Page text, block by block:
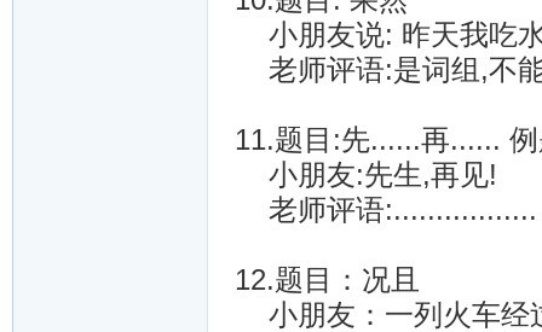
小朋友说: 昨天我吃
老师评语:是词组,不
11.题目:先......再......
小朋友:先生,再见!
老师评语:.................
12.题目：况且
小朋友：一列火车经